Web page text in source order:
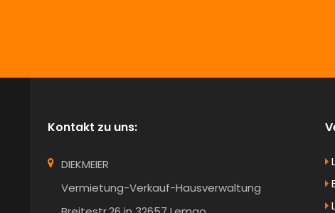
Kontakt zu uns:
DIEKMEIER
Vermietung-Verkauf-Hausverwaltung